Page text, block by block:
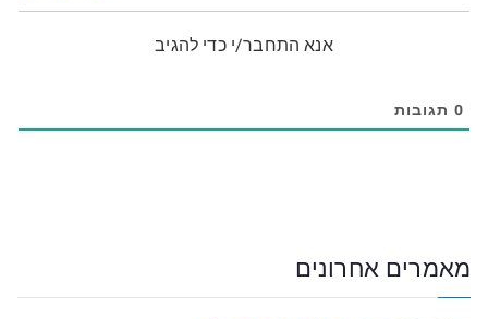
אנא התחבר/י כדי להגיב
0 תגובות
מאמרים אחרונים